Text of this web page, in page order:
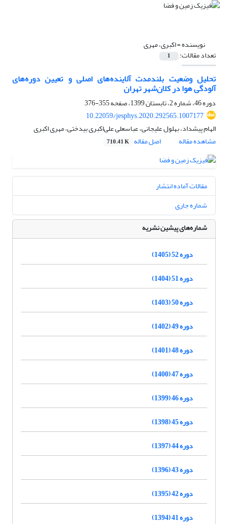
نویسنده =اکبری، مهری
تعداد مقالات: 1
تحلیل وضعیت بلندمدت آلاینده‌های اصلی و تعیین دوره‌های
آلودگی هوا در کلان‌شهر تهران
دوره 46، شماره 2، تابستان 1399، صفحه
355-376
10.22059/jesphys.2020.292565.1007177
الهام پیشداد، بهلول علیجانی، عباسعلی علی‌اکبری بیدختی، مهری اکبری
مشاهده مقاله
اصل مقاله 710.41 K
مقالات آماده انتشار
شماره جاری
شماره‌های پیشین نشریه
دوره 52 (1405)
دوره 51 (1404)
دوره 50 (1403)
دوره 49 (1402)
دوره 48 (1401)
دوره 47 (1400)
دوره 46 (1399)
دوره 45 (1398)
دوره 44 (1397)
دوره 43 (1396)
دوره 42 (1395)
دوره 41 (1394)